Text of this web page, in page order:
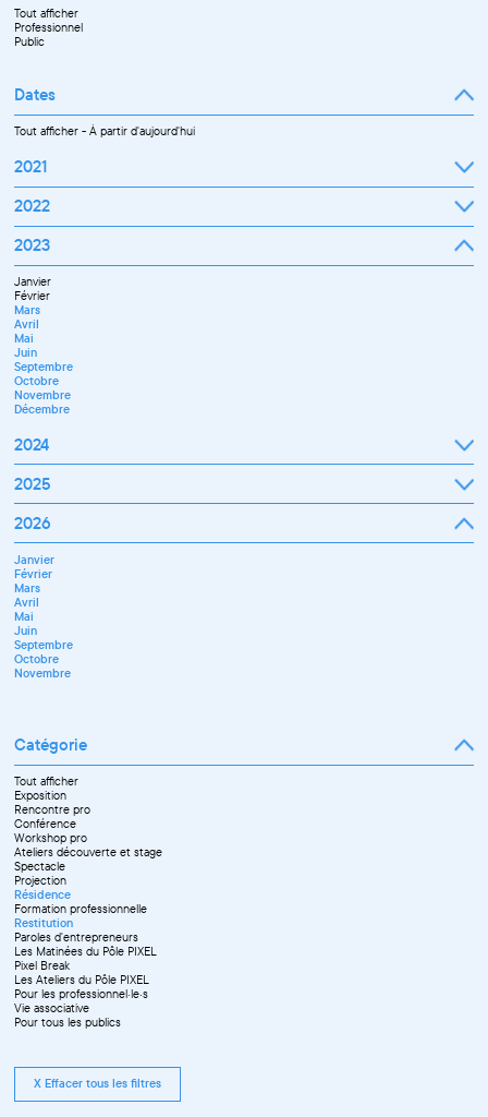
Tout afficher
Professionnel
Public
Dates
Tout afficher-À partir d'aujourd'hui
2021
Septembre
Novembre
Décembre
2022
Janvier
Mars
Avril
Mai
Juin
Juillet
Septembre
Octobre
Novembre
Décembre
2023
Janvier
Février
Mars
Avril
Mai
Juin
Septembre
Octobre
Novembre
Décembre
2024
Janvier
Février
Mars
Avril
Juin
Juillet
Septembre
Novembre
Décembre
2025
Janvier
Février
Mars
Avril
Mai
Juin
Juillet
Septembre
Octobre
Novembre
Décembre
2026
Janvier
Février
Mars
Avril
Mai
Juin
Septembre
Octobre
Novembre
Catégorie
Tout afficher
Exposition
Rencontre pro
Conférence
Workshop pro
Ateliers découverte et stage
Spectacle
Projection
Résidence
Formation professionnelle
Restitution
Paroles d'entrepreneurs
Les Matinées du Pôle PIXEL
Pixel Break
Les Ateliers du Pôle PIXEL
Pour les professionnel·le·s
Vie associative
Pour tous les publics
X Effacer tous les filtres